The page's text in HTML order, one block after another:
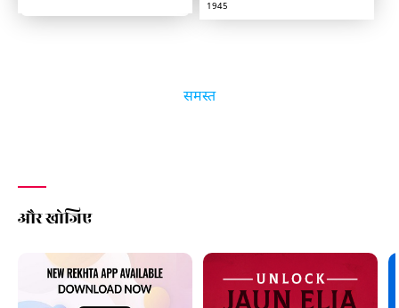
1945
समस्त
और खोजिए